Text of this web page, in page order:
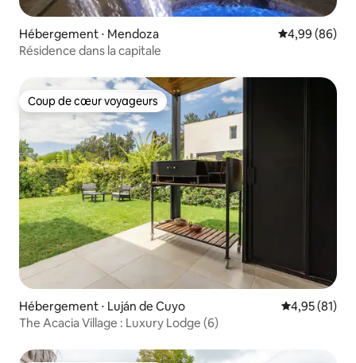
Hébergement ⋅ Mendoza Évaluation
4,99 (86)
Résidence dans la capitale
Coup de cœur voyageurs
Coup de cœur voyageurs
Hébergement ⋅ Luján de Cuyo Évaluation
4,95 (81)
The Acacia Village : Luxury Lodge (6)